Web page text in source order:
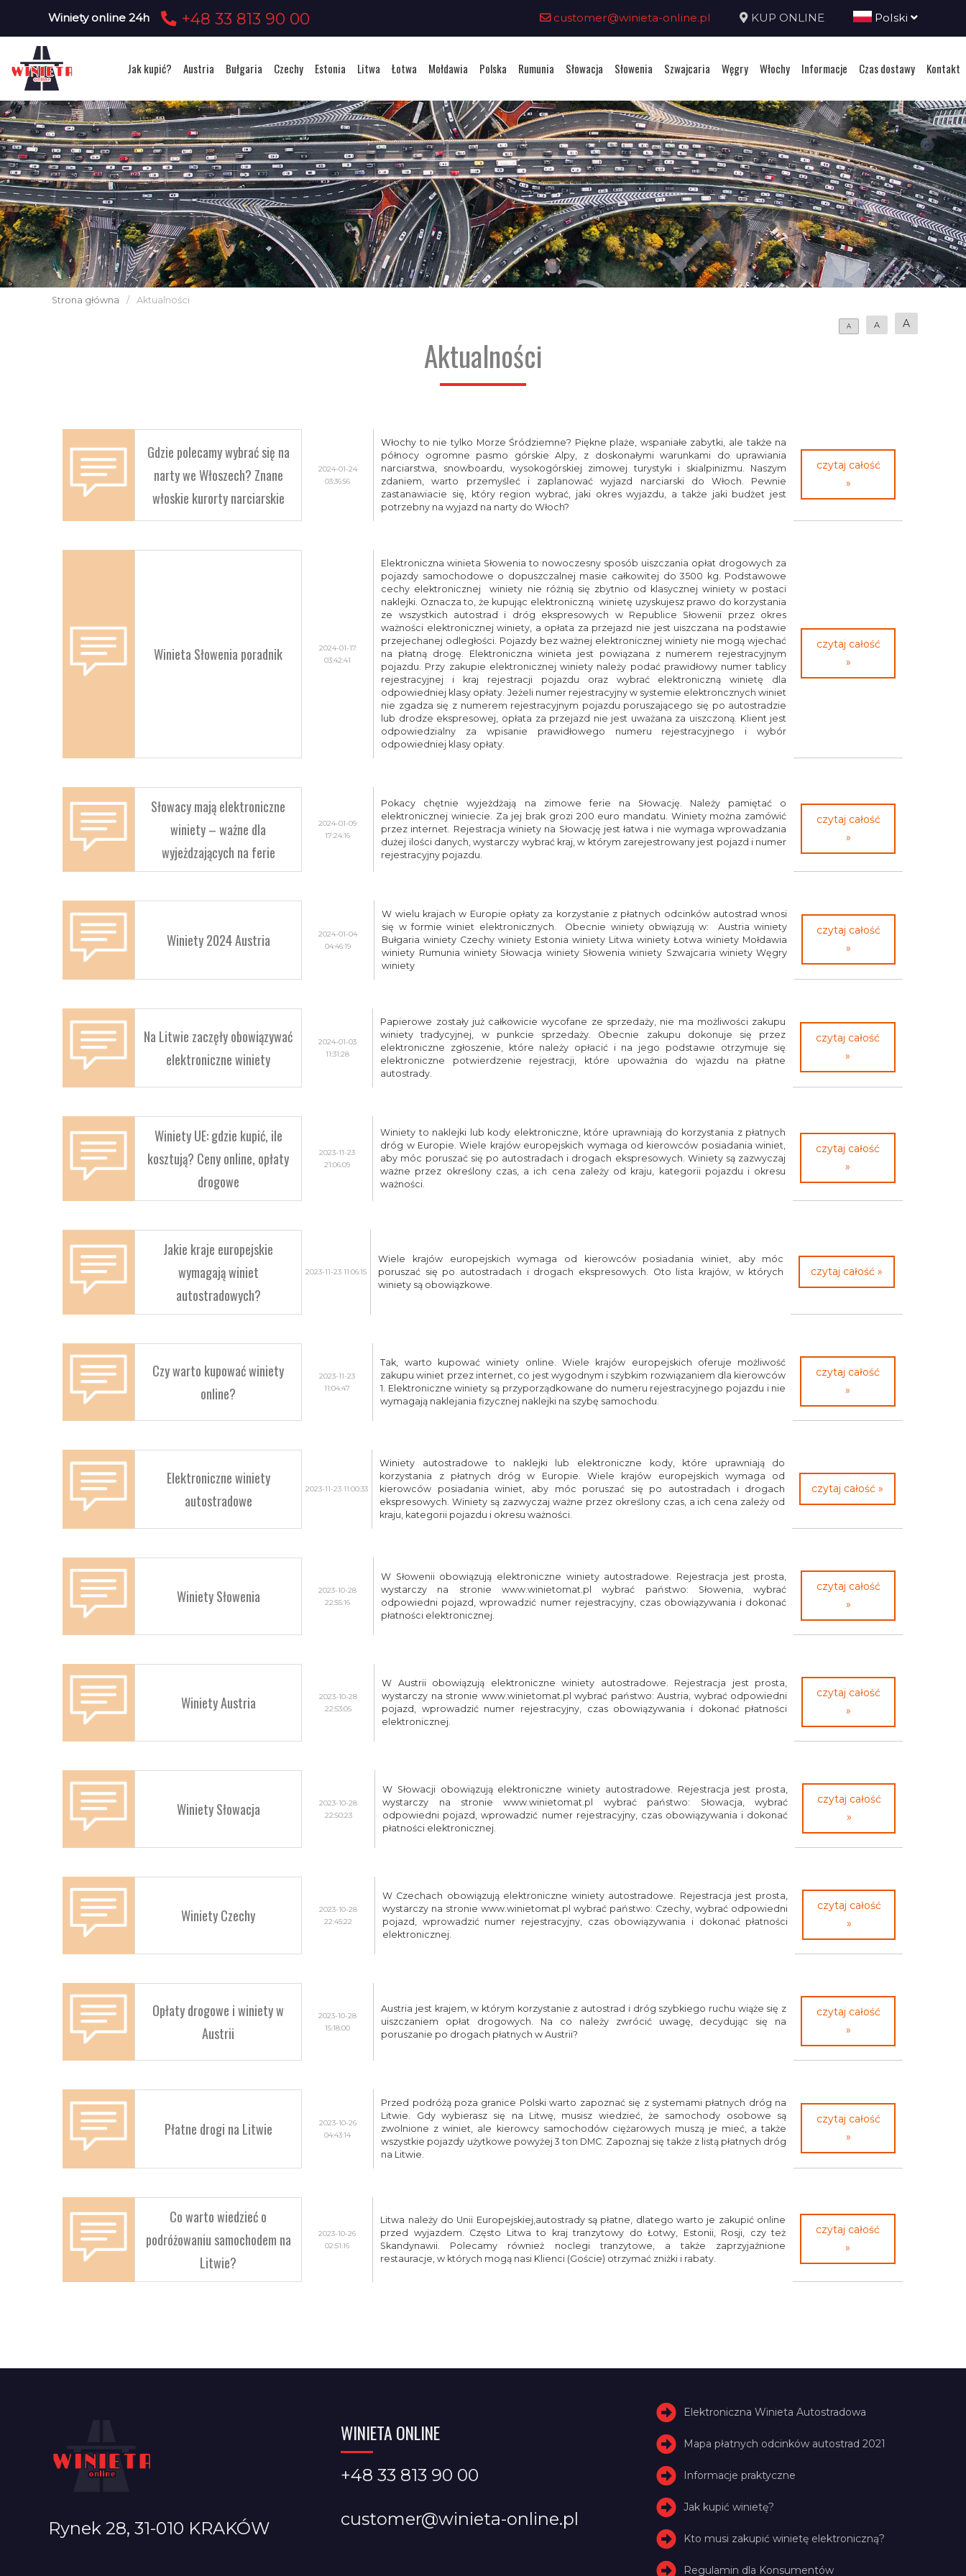
Winiety online 24h +48 33 813 90 00 customer@winieta-online.pl KUP ONLINE Polski
Jak kupić? Austria Bułgaria Czechy Estonia Litwa Łotwa Mołdawia Polska Rumunia Słowacja Słowenia Szwajcaria Węgry Włochy Informacje Czas dostawy Kontakt
Strona główna / Aktualności
A A A
Aktualności
Gdzie polecamy wybrać się na
narty we Włoszech? Znane
włoskie kurorty narciarskie
2024-01-24
03:36:56
Włochy to nie tylko Morze Śródziemne? Piękne plaże, wspaniałe zabytki, ale także na
północy ogromne pasmo górskie Alpy, z doskonałymi warunkami do uprawiania
narciarstwa, snowboardu, wysokogórskiej zimowej turystyki i skialpinizmu. Naszym
zdaniem, warto przemyśleć i zaplanować wyjazd narciarski do Włoch. Pewnie
zastanawiacie się, który region wybrać, jaki okres wyjazdu, a także jaki budżet jest
potrzebny na wyjazd na narty do Włoch?
czytaj całość
»
Winieta Słowenia poradnik
2024-01-17
03:42:41
Elektroniczna winieta Słowenia to nowoczesny sposób uiszczania opłat drogowych za
pojazdy samochodowe o dopuszczalnej masie całkowitej do 3500 kg. Podstawowe
cechy elektronicznej winiety nie różnią się zbytnio od klasycznej winiety w postaci
naklejki. Oznacza to, że kupując elektroniczną winietę uzyskujesz prawo do korzystania
ze wszystkich autostrad i dróg ekspresowych w Republice Słowenii przez okres
ważności elektronicznej winiety, a opłata za przejazd nie jest uiszczana na podstawie
przejechanej odległości. Pojazdy bez ważnej elektronicznej winiety nie mogą wjechać
na płatną drogę. Elektroniczna winieta jest powiązana z numerem rejestracyjnym
pojazdu. Przy zakupie elektronicznej winiety należy podać prawidłowy numer tablicy
rejestracyjnej i kraj rejestracji pojazdu oraz wybrać elektroniczną winietę dla
odpowiedniej klasy opłaty. Jeżeli numer rejestracyjny w systemie elektroncznych winiet
nie zgadza się z numerem rejestracyjnym pojazdu poruszającego się po autostradzie
lub drodze ekspresowej, opłata za przejazd nie jest uważana za uiszczoną. Klient jest
odpowiedzialny za wpisanie prawidłowego numeru rejestracyjnego i wybór
odpowiedniej klasy opłaty.
czytaj całość
»
Słowacy mają elektroniczne
winiety – ważne dla
wyjeżdzających na ferie
2024-01-09
17:24:16
Pokacy chętnie wyjeżdżają na zimowe ferie na Słowację. Należy pamiętać o
elektronicznej winiecie. Za jej brak grozi 200 euro mandatu. Winiety można zamówić
przez internet. Rejestracja winiety na Słowację jest łatwa i nie wymaga wprowadzania
dużej ilości danych, wystarczy wybrać kraj, w którym zarejestrowany jest pojazd i numer
rejestracyjny pojazdu.
czytaj całość
»
Winiety 2024 Austria
2024-01-04
04:46:19
W wielu krajach w Europie opłaty za korzystanie z płatnych odcinków autostrad wnosi
się w formie winiet elektronicznych. Obecnie winiety obwiązują w: Austria winiety
Bułgaria winiety Czechy winiety Estonia winiety Litwa winiety Łotwa winiety Mołdawia
winiety Rumunia winiety Słowacja winiety Słowenia winiety Szwajcaria winiety Węgry
winiety
czytaj całość
»
Na Litwie zaczęły obowiązywać
elektroniczne winiety
2024-01-03
11:31:28
Papierowe zostały już całkowicie wycofane ze sprzedaży, nie ma możliwości zakupu
winiety tradycyjnej, w punkcie sprzedaży. Obecnie zakupu dokonuje się przez
elektroniczne zgłoszenie, które należy opłacić i na jego podstawie otrzymuje się
elektroniczne potwierdzenie rejestracji, które upoważnia do wjazdu na płatne
autostrady.
czytaj całość
»
Winiety UE: gdzie kupić, ile
kosztują? Ceny online, opłaty
drogowe
2023-11-23
21:06:09
Winiety to naklejki lub kody elektroniczne, które uprawniają do korzystania z płatnych
dróg w Europie. Wiele krajów europejskich wymaga od kierowców posiadania winiet,
aby móc poruszać się po autostradach i drogach ekspresowych. Winiety są zazwyczaj
ważne przez określony czas, a ich cena zależy od kraju, kategorii pojazdu i okresu
ważności.
czytaj całość
»
Jakie kraje europejskie
wymagają winiet
autostradowych?
2023-11-23 11:06:15
Wiele krajów europejskich wymaga od kierowców posiadania winiet, aby móc
poruszać się po autostradach i drogach ekspresowych. Oto lista krajów, w których
winiety są obowiązkowe.
czytaj całość »
Czy warto kupować winiety
online?
2023-11-23
11:04:47
Tak, warto kupować winiety online. Wiele krajów europejskich oferuje możliwość
zakupu winiet przez internet, co jest wygodnym i szybkim rozwiązaniem dla kierowców
1. Elektroniczne winiety są przyporządkowane do numeru rejestracyjnego pojazdu i nie
wymagają naklejania fizycznej naklejki na szybę samochodu.
czytaj całość
»
Elektroniczne winiety
autostradowe
2023-11-23 11:00:33
Winiety autostradowe to naklejki lub elektroniczne kody, które uprawniają do
korzystania z płatnych dróg w Europie. Wiele krajów europejskich wymaga od
kierowców posiadania winiet, aby móc poruszać się po autostradach i drogach
ekspresowych. Winiety są zazwyczaj ważne przez określony czas, a ich cena zależy od
kraju, kategorii pojazdu i okresu ważności.
czytaj całość »
Winiety Słowenia
2023-10-28
22:55:16
W Słowenii obowiązują elektroniczne winiety autostradowe. Rejestracja jest prosta,
wystarczy na stronie www.winietomat.pl wybrać państwo: Słowenia, wybrać
odpowiedni pojazd, wprowadzić numer rejestracyjny, czas obowiązywania i dokonać
płatności elektronicznej.
czytaj całość
»
Winiety Austria
2023-10-28
22:53:05
W Austrii obowiązują elektroniczne winiety autostradowe. Rejestracja jest prosta,
wystarczy na stronie www.winietomat.pl wybrać państwo: Austria, wybrać odpowiedni
pojazd, wprowadzić numer rejestracyjny, czas obowiązywania i dokonać płatności
elektronicznej.
czytaj całość
»
Winiety Słowacja
2023-10-28
22:50:23
W Słowacji obowiązują elektroniczne winiety autostradowe. Rejestracja jest prosta,
wystarczy na stronie www.winietomat.pl wybrać państwo: Słowacja, wybrać
odpowiedni pojazd, wprowadzić numer rejestracyjny, czas obowiązywania i dokonać
płatności elektronicznej.
czytaj całość
»
Winiety Czechy
2023-10-28
22:45:22
W Czechach obowiązują elektroniczne winiety autostradowe. Rejestracja jest prosta,
wystarczy na stronie www.winietomat.pl wybrać państwo: Czechy, wybrać odpowiedni
pojazd, wprowadzić numer rejestracyjny, czas obowiązywania i dokonać płatności
elektronicznej.
czytaj całość
»
Opłaty drogowe i winiety w
Austrii
2023-10-28
15:18:00
Austria jest krajem, w którym korzystanie z autostrad i dróg szybkiego ruchu wiąże się z
uiszczaniem opłat drogowych. Na co należy zwrócić uwagę, decydując się na
poruszanie po drogach płatnych w Austrii?
czytaj całość
»
Płatne drogi na Litwie
2023-10-26
04:43:14
Przed podróżą poza granice Polski warto zapoznać się z systemami płatnych dróg na
Litwie. Gdy wybierasz się na Litwę, musisz wiedzieć, że samochody osobowe są
zwolnione z winiet, ale kierowcy samochodów ciężarowych muszą je mieć, a także
wszystkie pojazdy użytkowe powyżej 3 ton DMC. Zapoznaj się także z listą płatnych dróg
na Litwie.
czytaj całość
»
Co warto wiedzieć o
podróżowaniu samochodem na
Litwie?
2023-10-26
02:51:16
Litwa należy do Unii Europejskiej,autostrady są płatne, dlatego warto je zakupić online
przed wyjazdem. Często Litwa to kraj tranzytowy do Łotwy, Estonii, Rosji, czy też
Skandynawii. Polecamy również noclegi tranzytowe, a także zaprzyjaźnione
restauracje, w których mogą nasi Klienci (Goście) otrzymać zniżki i rabaty.
czytaj całość
»
Rynek 28, 31-010 KRAKÓW
WINIETA ONLINE
+48 33 813 90 00
customer@winieta-online.pl
Elektroniczna Winieta Autostradowa
Mapa płatnych odcinków autostrad 2021
Informacje praktyczne
Jak kupić winietę?
Kto musi zakupić winietę elektroniczną?
Regulamin dla Konsumentów